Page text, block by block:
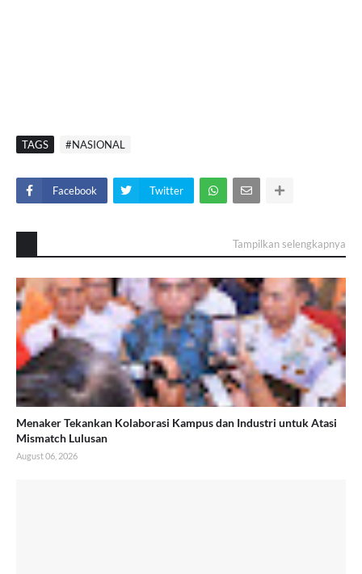
TAGS #NASIONAL
Facebook Twitter
Tampilkan selengkapnya
Menaker Tekankan Kolaborasi Kampus dan Industri untuk Atasi
Mismatch Lulusan
August 06, 2026